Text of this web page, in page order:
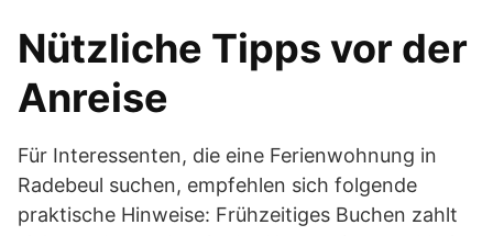
Nützliche Tipps vor der
Anreise
Für Interessenten, die eine Ferienwohnung in
Radebeul suchen, empfehlen sich folgende
praktische Hinweise: Frühzeitiges Buchen zahlt